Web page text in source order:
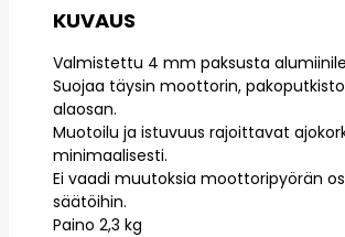
KUVAUS
Valmistettu 4 mm paksusta
Suojaa täysin moottorin,
alaosan.
Muotoilu ja istuvuus rajoittavat
minimaalisesti.
Ei vaadi muutoksia moottoripyörän
säätöihin.
Paino 2,3 kg